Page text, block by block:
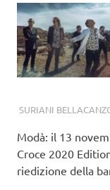
SURIANI
Modà: il 13
Croce 2020
riedizione della